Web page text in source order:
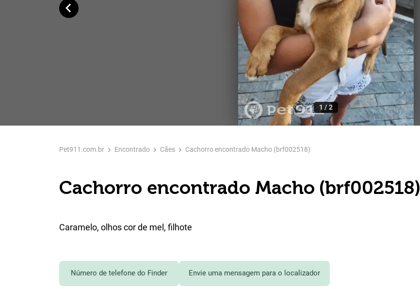
1 /2
Pet911.com.br Encontrado Cães Cachorro encontrado Macho (brf002518)
Cachorro encontrado Macho (brf002518)
Caramelo, olhos cor de mel, filhote
Número de telefone do Finder Envie uma mensagem para o localizador